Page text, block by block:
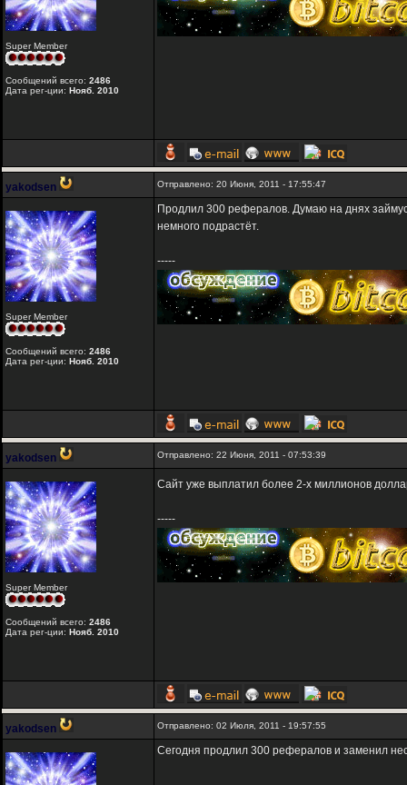
Super Member
Сообщений всего: 2486
Дата рег-ции: Нояб. 2010
yakodsen Отправлено: 20 Июня, 2011 - 17:55:47
Super Member
Сообщений всего: 2486
Дата рег-ции: Нояб. 2010
Продлил 300 рефералов. Думаю на днях
немного подрастёт.
-----
yakodsen Отправлено: 22 Июня, 2011 - 07:53:39
Super Member
Сообщений всего: 2486
Дата рег-ции: Нояб. 2010
Сайт уже выплатил более 2-х миллионов
-----
yakodsen Отправлено: 02 Июля, 2011 - 19:57:55
Сегодня продлил 300 рефералов и заменил